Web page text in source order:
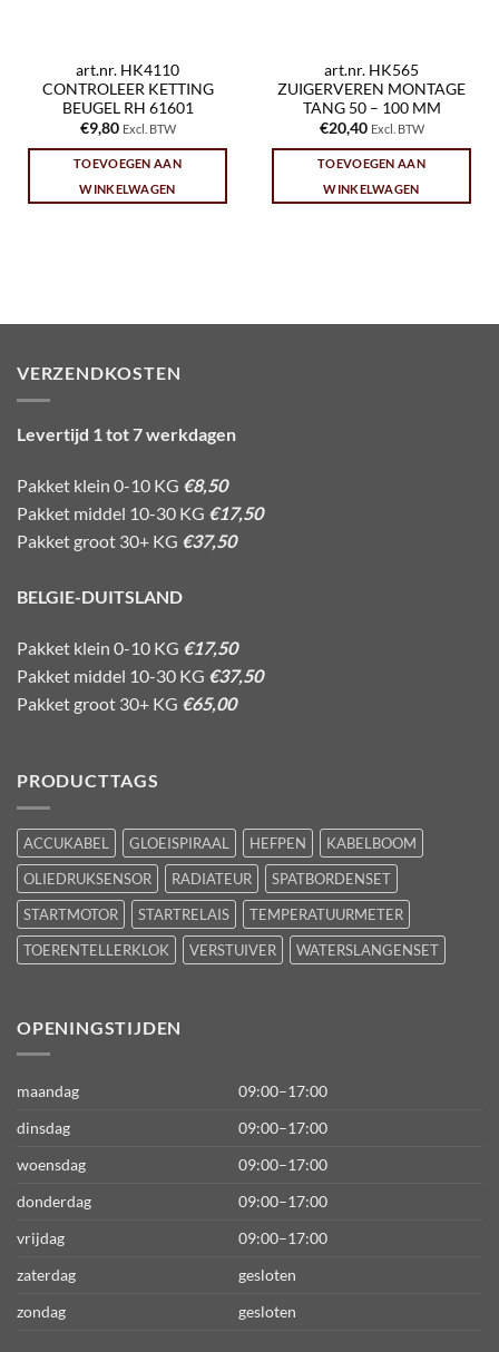
art.nr. HK4110
CONTROLEER KETTING
BEUGEL RH 61601
€9,80 Excl. BTW
TOEVOEGEN AAN
WINKELWAGEN
art.nr. HK565
ZUIGERVEREN MONTAGE
TANG 50 – 100 MM
€20,40 Excl. BTW
TOEVOEGEN AAN
WINKELWAGEN
VERZENDKOSTEN
Levertijd 1 tot 7 werkdagen
Pakket klein 0-10 KG €8,50
Pakket middel 10-30 KG €17,50
Pakket groot 30+ KG €37,50
BELGIE-DUITSLAND
Pakket klein 0-10 KG €17,50
Pakket middel 10-30 KG €37,50
Pakket groot 30+ KG €65,00
PRODUCTTAGS
ACCUKABEL GLOEISPIRAAL HEFPEN
KABELBOOM
OLIEDRUKSENSOR
RADIATEUR
SPATBORDENSET
STARTMOTOR
STARTRELAIS
TEMPERATUURMETER
TOERENTELLERKLOK
VERSTUIVER WATERSLANGENSET
OPENINGSTIJDEN
maandag
09:00–17:00
dinsdag
09:00–17:00
woensdag
09:00–17:00
donderdag
09:00–17:00
vrijdag
09:00–17:00
zaterdag
gesloten
zondag
gesloten